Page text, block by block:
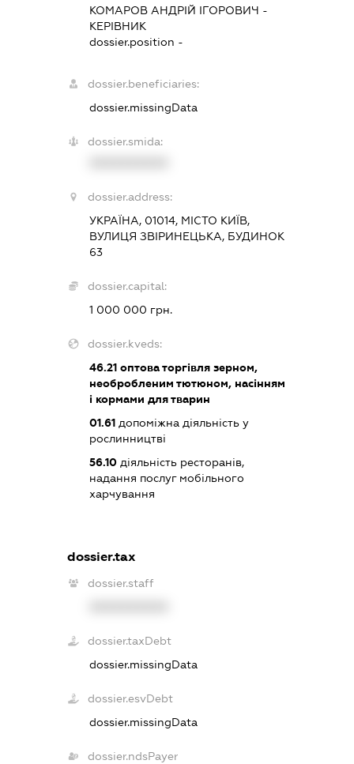
КОМАРОВ АНДРІЙ ІГОРОВИЧ -
КЕРІВНИК
dossier.position -
dossier.beneficiaries:
dossier.missingData
dossier.smida:
dossier.address:
УКРАЇНА, 01014, МІСТО КИЇВ,
ВУЛИЦЯ ЗВІРИНЕЦЬКА, БУДИНОК
63
dossier.capital:
1 000 000 грн.
dossier.kveds:
46.21оптова торгівля зерном,
необробленим тютюном, насінням
і кормами для тварин
01.61допоміжна діяльність у
рослинництві
56.10діяльність ресторанів,
надання послуг мобільного
харчування
dossier.tax
dossier.staff
dossier.taxDebt
dossier.missingData
dossier.esvDebt
dossier.missingData
dossier.ndsPayer